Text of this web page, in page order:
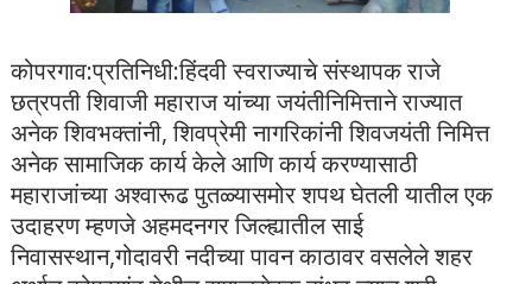
कोपरगाव:प्रतिनिधी:हिंदवी स्वराज्याचे संस्थापक राजे
छत्रपती शिवाजी महाराज यांच्या जयंतीनिमित्ताने राज्यात
अनेक शिवभक्तांनी, शिवप्रेमी नागरिकांनी शिवजयंती निमित्त
अनेक सामाजिक कार्य केले आणि कार्य करण्यासाठी
महाराजांच्या अश्वारूढ पुतळ्यासमोर शपथ घेतली यातील एक
उदाहरण म्हणजे अहमदनगर जिल्ह्यातील साई
निवासस्थान,गोदावरी नदीच्या पावन काठावर वसलेले शहर